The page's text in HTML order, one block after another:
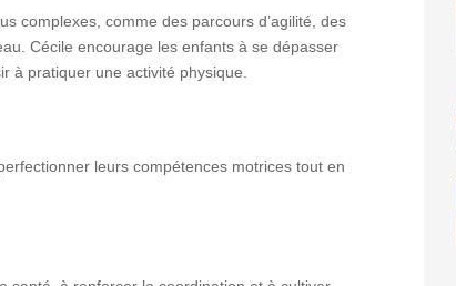
complexes, comme des parcours d’agilité, des
Cécile encourage les enfants à se dépasser
à pratiquer une activité physique.
leurs compétences motrices tout en